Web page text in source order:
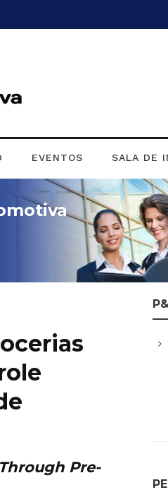
EVENTOS SALA DE
Pre-